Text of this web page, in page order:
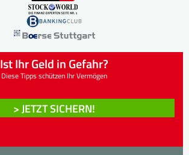
Ist Ihr Geld in Gefahr?
Diese Tipps schützen Ihr Vermögen
> JETZT SICHERN!